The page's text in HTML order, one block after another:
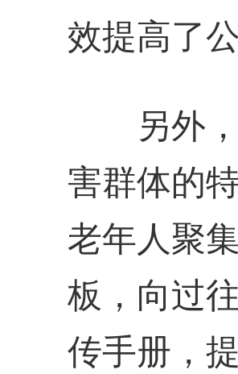
效提高了
另外，
害群体的
老年人聚
板，向过
传手册，